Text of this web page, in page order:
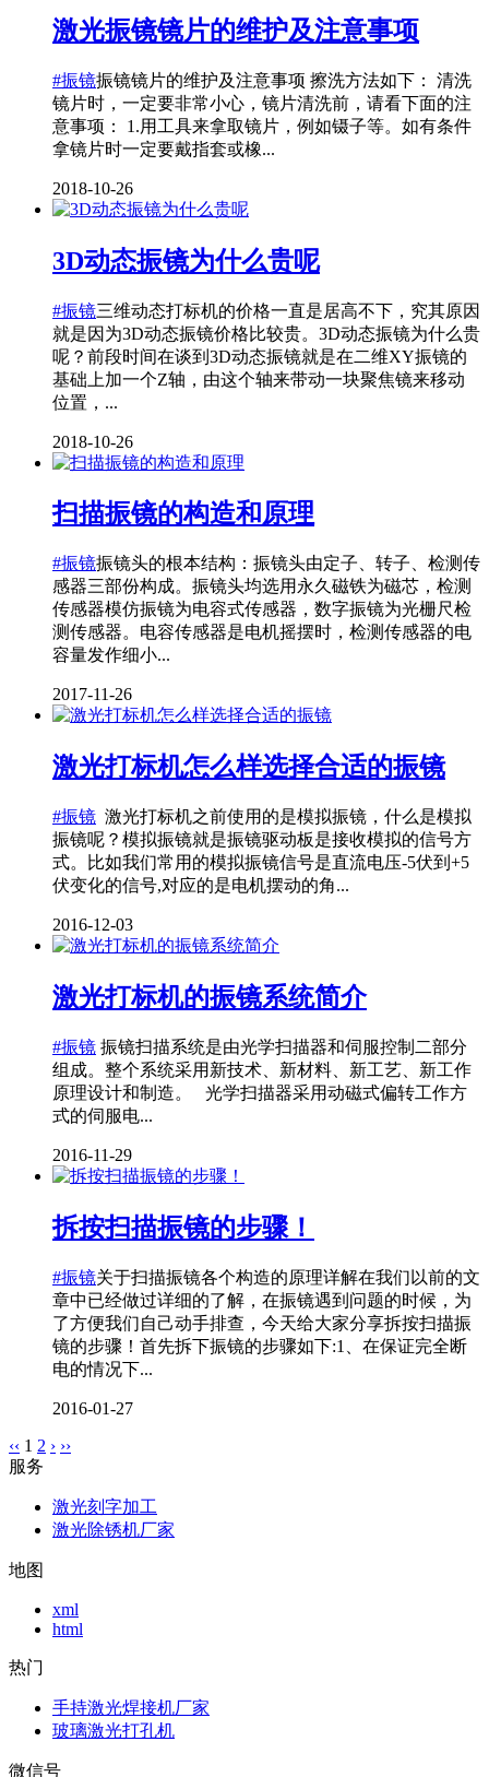
​激光振镜镜片的维护及注意事项
#振镜振镜镜片的维护及注意事项 擦洗方法如下： 清洗
镜片时，一定要非常小心，镜片清洗前，请看下面的注
意事项： 1.用工具来拿取镜片，例如镊子等。如有条件
拿镜片时一定要戴指套或橡...
2018-10-26
3D动态振镜为什么贵呢
#振镜三维动态打标机的价格一直是居高不下，究其原因
就是因为3D动态振镜价格比较贵。3D动态振镜为什么贵
呢？前段时间在谈到3D动态振镜就是在二维XY振镜的
基础上加一个Z轴，由这个轴来带动一块聚焦镜来移动
位置，...
2018-10-26
扫描振镜的构造和原理
#振镜振镜头的根本结构：振镜头由定子、转子、检测传
感器三部份构成。振镜头均选用永久磁铁为磁芯，检测
传感器模仿振镜为电容式传感器，数字振镜为光栅尺检
测传感器。电容传感器是电机摇摆时，检测传感器的电
容量发作细小...
2017-11-26
激光打标机怎么样选择合适的振镜
#振镜 激光打标机之前使用的是模拟振镜，什么是模拟
振镜呢？模拟振镜就是振镜驱动板是接收模拟的信号方
式。比如我们常用的模拟振镜信号是直流电压-5伏到+5
伏变化的信号,对应的是电机摆动的角...
2016-12-03
激光打标机的振镜系统简介
#振镜 振镜扫描系统是由光学扫描器和伺服控制二部分
组成。整个系统采用新技术、新材料、新工艺、新工作
原理设计和制造。 光学扫描器采用动磁式偏转工作方
式的伺服电...
2016-11-29
拆按扫描振镜的步骤！
#振镜关于扫描振镜各个构造的原理详解在我们以前的文
章中已经做过详细的了解，在振镜遇到问题的时候，为
了方便我们自己动手排查，今天给大家分享拆按扫描振
镜的步骤！首先拆下振镜的步骤如下:1、在保证完全断
电的情况下...
2016-01-27
‹‹ 1 2 › ››
服务
激光刻字加工
激光除锈机厂家
地图
xml
html
热门
手持激光焊接机厂家
玻璃激光打孔机
微信号